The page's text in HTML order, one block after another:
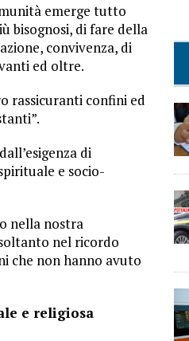
emerge tutto
bisognosi, di fare della
convivenza, di
ed oltre.
rassicuranti confini ed
di
e socio-
nella nostra
nel ricordo
che non hanno avuto
e religiosa